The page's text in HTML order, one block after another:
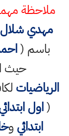
ملاحظة
مهدي شلال
باسم (
حيث
الرياضيات
(اول
ابتدائي و